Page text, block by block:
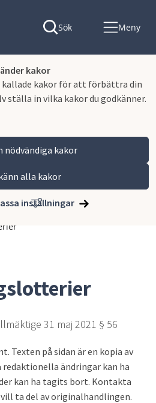
kakor
kallade kakor för att förbättra din
ställa in vilka kakor du godkänner.
nödvändiga kakor
alla kakor
inställningar
Sök Meny
och politik
31 maj 2021 § 56
Texten på sidan är en kopia av
ändringar kan ha
kan ha tagits bort. Kontakta
ta del av originalhandlingen.